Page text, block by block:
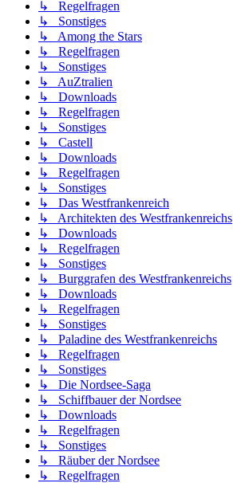
↳ Regelfragen
↳ Sonstiges
↳ Among the Stars
↳ Regelfragen
↳ Sonstiges
↳ AuZtralien
↳ Downloads
↳ Regelfragen
↳ Sonstiges
↳ Castell
↳ Downloads
↳ Regelfragen
↳ Sonstiges
↳ Das Westfrankenreich
↳ Architekten des Westfrankenreichs
↳ Downloads
↳ Regelfragen
↳ Sonstiges
↳ Burggrafen des Westfrankenreichs
↳ Downloads
↳ Regelfragen
↳ Sonstiges
↳ Paladine des Westfrankenreichs
↳ Regelfragen
↳ Sonstiges
↳ Die Nordsee-Saga
↳ Schiffbauer der Nordsee
↳ Downloads
↳ Regelfragen
↳ Sonstiges
↳ Räuber der Nordsee
↳ Regelfragen